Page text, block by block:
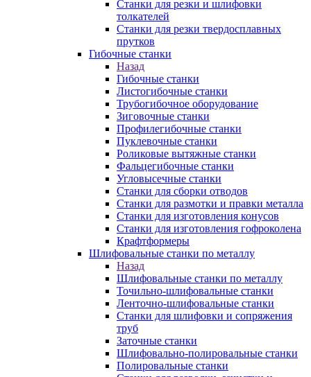
Станки для резки и шлифовки
толкателей
Станки для резки твердосплавных
прутков
Гибочные станки
Назад
Гибочные станки
Листогибочные станки
Трубогибочное оборудование
Зиговочные станки
Профилегибочные станки
Пуклевочные станки
Роликовые вытяжные станки
Фальцегибочные станки
Угловысечные станки
Станки для сборки отводов
Станки для размотки и правки металла
Станки для изготовления конусов
Станки для изготовления гофроколена
Крафтформеры
Шлифовальные станки по металлу
Назад
Шлифовальные станки по металлу
Точильно-шлифовальные станки
Ленточно-шлифовальные станки
Станки для шлифовки и сопряжения
труб
Заточные станки
Шлифовально-полировальные станки
Полировальные станки